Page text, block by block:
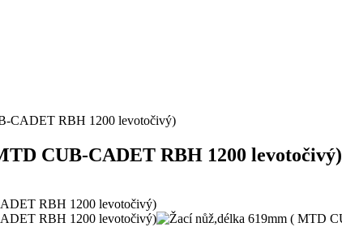
CADET RBH 1200 levotočivý)
CUB-CADET RBH 1200 levotočivý)